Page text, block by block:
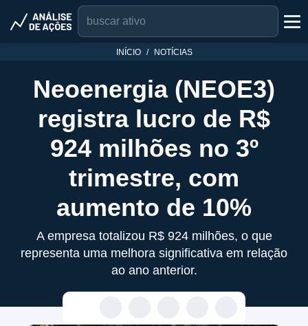
INÍCIO NOTÍCIAS
Neoenergia (NEOE3)
registra lucro de R$
924 milhões no 3º
trimestre, com
aumento de 10%
A empresa totalizou R$ 924 milhões, o que
representa uma melhora significativa em relação
ao ano anterior.